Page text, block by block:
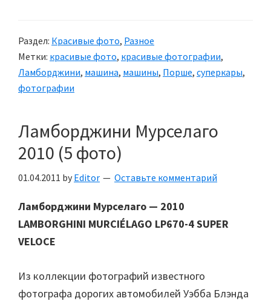
Раздел: Красивые фото, Разное
Метки: красивые фото, красивые фотографии,
Ламборджини, машина, машины, Порше, суперкары,
фотографии
Ламборджини Мурселаго
2010 (5 фото)
01.04.2011 by Editor Оставьте комментарий
Ламборджини Мурселаго — 2010
LAMBORGHINI MURCIÉLAGO LP670-4 SUPER
VELOCE
Из коллекции фотографий известного
фотографа дорогих автомобилей Уэбба Блэнда